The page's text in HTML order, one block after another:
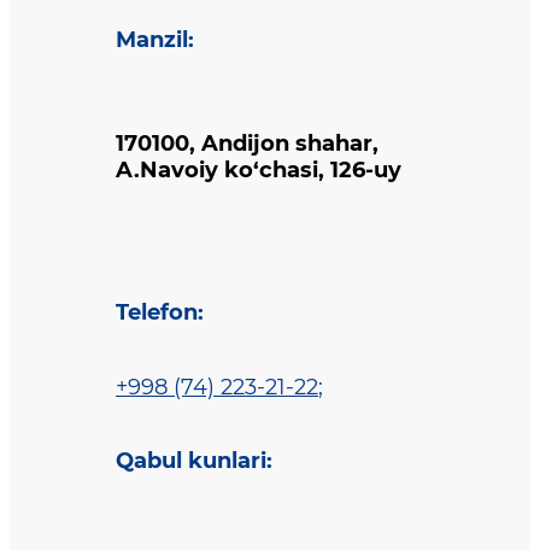
Manzil :
170100, Andijon shahar,
A.Navoiy ko‘chasi, 126-uy
Telefon:
+998 (74) 223-21-22;
Qabul kunlari: